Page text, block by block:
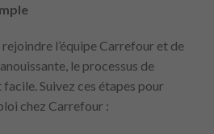
l’équipe Carrefour et de
le processus de
Suivez ces étapes pour
chez Carrefour :